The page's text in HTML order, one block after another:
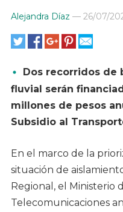
Alejandra Díaz — 26/07/
Dos recorridos de
fluvial serán
millones de pesos
Subsidio al
En el marco de la
situación de
Regional, el Ministerio
Telecomunicaciones